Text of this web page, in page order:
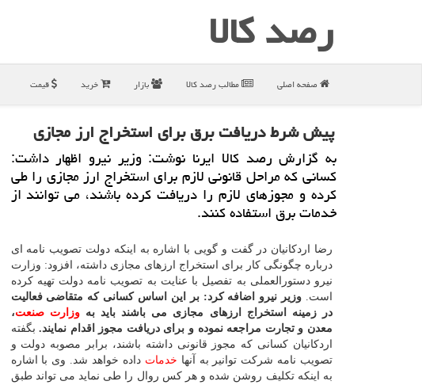
رصد كالا
صفحه اصلی مطالب رصد كالا بازار خرید قیمت
پیش شرط دریافت برق برای استخراج ارز مجازی
به گزارش رصد كالا ایرنا نوشت: وزیر نیرو اظهار داشت:
كسانی كه مراحل قانونی لازم برای استخراج ارز مجازی را طی
كرده و مجوزهای لازم را دریافت كرده باشند، می توانند از
خدمات برق استفاده كنند.
رضا اردكانیان در گفت و گویی با اشاره به اینكه دولت تصویب نامه ای
درباره چگونگی كار برای استخراج ارزهای مجازی داشته، افزود: وزارت
نیرو دستورالعملی به تفصیل با عنایت به تصویب نامه دولت تهیه كرده
است. وزیر نیرو اضافه كرد: بر این اساس كسانی كه متقاضی فعالیت
در زمینه استخراج ارزهای مجازی می باشند باید بهوزارت صنعت،
معدن و تجارت مراجعه نموده و برای دریافت مجوز اقدام نمایند.بگفته
اردكانیان كسانی كه مجوز قانونی داشته باشند، برابر مصوبه دولت و
تصویب نامه شركت توانیر به آنها خدمات داده خواهد شد. وی با اشاره
به اینكه تكلیف روشن شده و هر كس روال را طی نماید می تواند طبق